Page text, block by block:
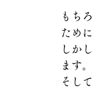
もち
ため
しか
ます。
そし